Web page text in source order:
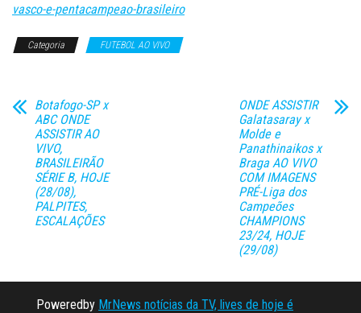
vasco-e-pentacampeao-brasileiro
Categoria FUTEBOL AO VIVO
Botafogo-SP x
ABC ONDE
ASSISTIR AO
VIVO,
BRASILEIRÃO
SÉRIE B, HOJE
(28/08),
PALPITES,
ESCALAÇÕES
ONDE ASSISTIR
Galatasaray x
Molde e
Panathinaikos x
Braga AO VIVO
COM IMAGENS
PRÉ-Liga dos
Campeões
CHAMPIONS
23/24, HOJE
(29/08)
Poweredby MrNews notícias da TV, lives de hoje é